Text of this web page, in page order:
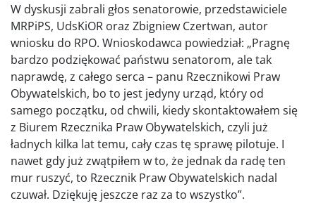
W dyskusji zabrali głos senatorowie, przedstawiciele
MRPiPS, UdsKiOR oraz Zbigniew Czertwan, autor
wniosku do RPO. Wnioskodawca powiedział: „Pragnę
bardzo podziękować państwu senatorom, ale tak
naprawdę, z całego serca – panu Rzecznikowi Praw
Obywatelskich, bo to jest jedyny urząd, który od
samego początku, od chwili, kiedy skontaktowałem się
z Biurem Rzecznika Praw Obywatelskich, czyli już
ładnych kilka lat temu, cały czas tę sprawę pilotuje. I
nawet gdy już zwątpiłem w to, że jednak da radę ten
mur ruszyć, to Rzecznik Praw Obywatelskich nadal
czuwał. Dziękuję jeszcze raz za to wszystko”.